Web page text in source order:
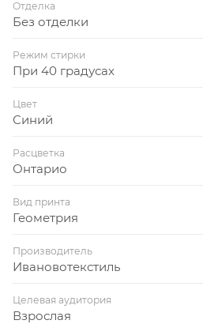
Отделка
Без отделки
Режим стирки
При 40 градусах
Цвет
Синий
Расцветка
Онтарио
Вид принта
Геометрия
Производитель
Ивановотекстиль
Целевая аудитория
Взрослая